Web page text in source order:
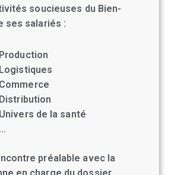
soucieuses du Bien-
ses salariés :
Production
Logistiques
Commerce
Distribution
Univers de la santé
…
préalable avec la